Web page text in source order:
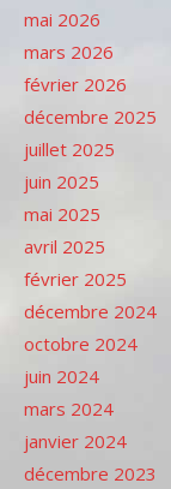
mai 2026
mars 2026
février 2026
décembre 2025
juillet 2025
juin 2025
mai 2025
avril 2025
février 2025
décembre 2024
octobre 2024
juin 2024
mars 2024
janvier 2024
décembre 2023